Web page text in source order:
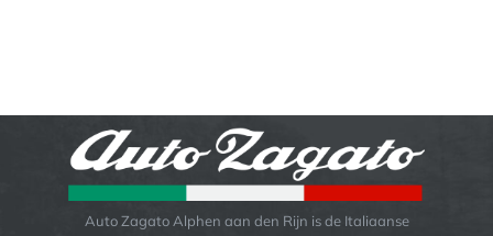
Auto Zagato Alphen aan den Rijn is de Italiaanse